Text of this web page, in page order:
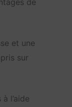
et une
sur
l’aide